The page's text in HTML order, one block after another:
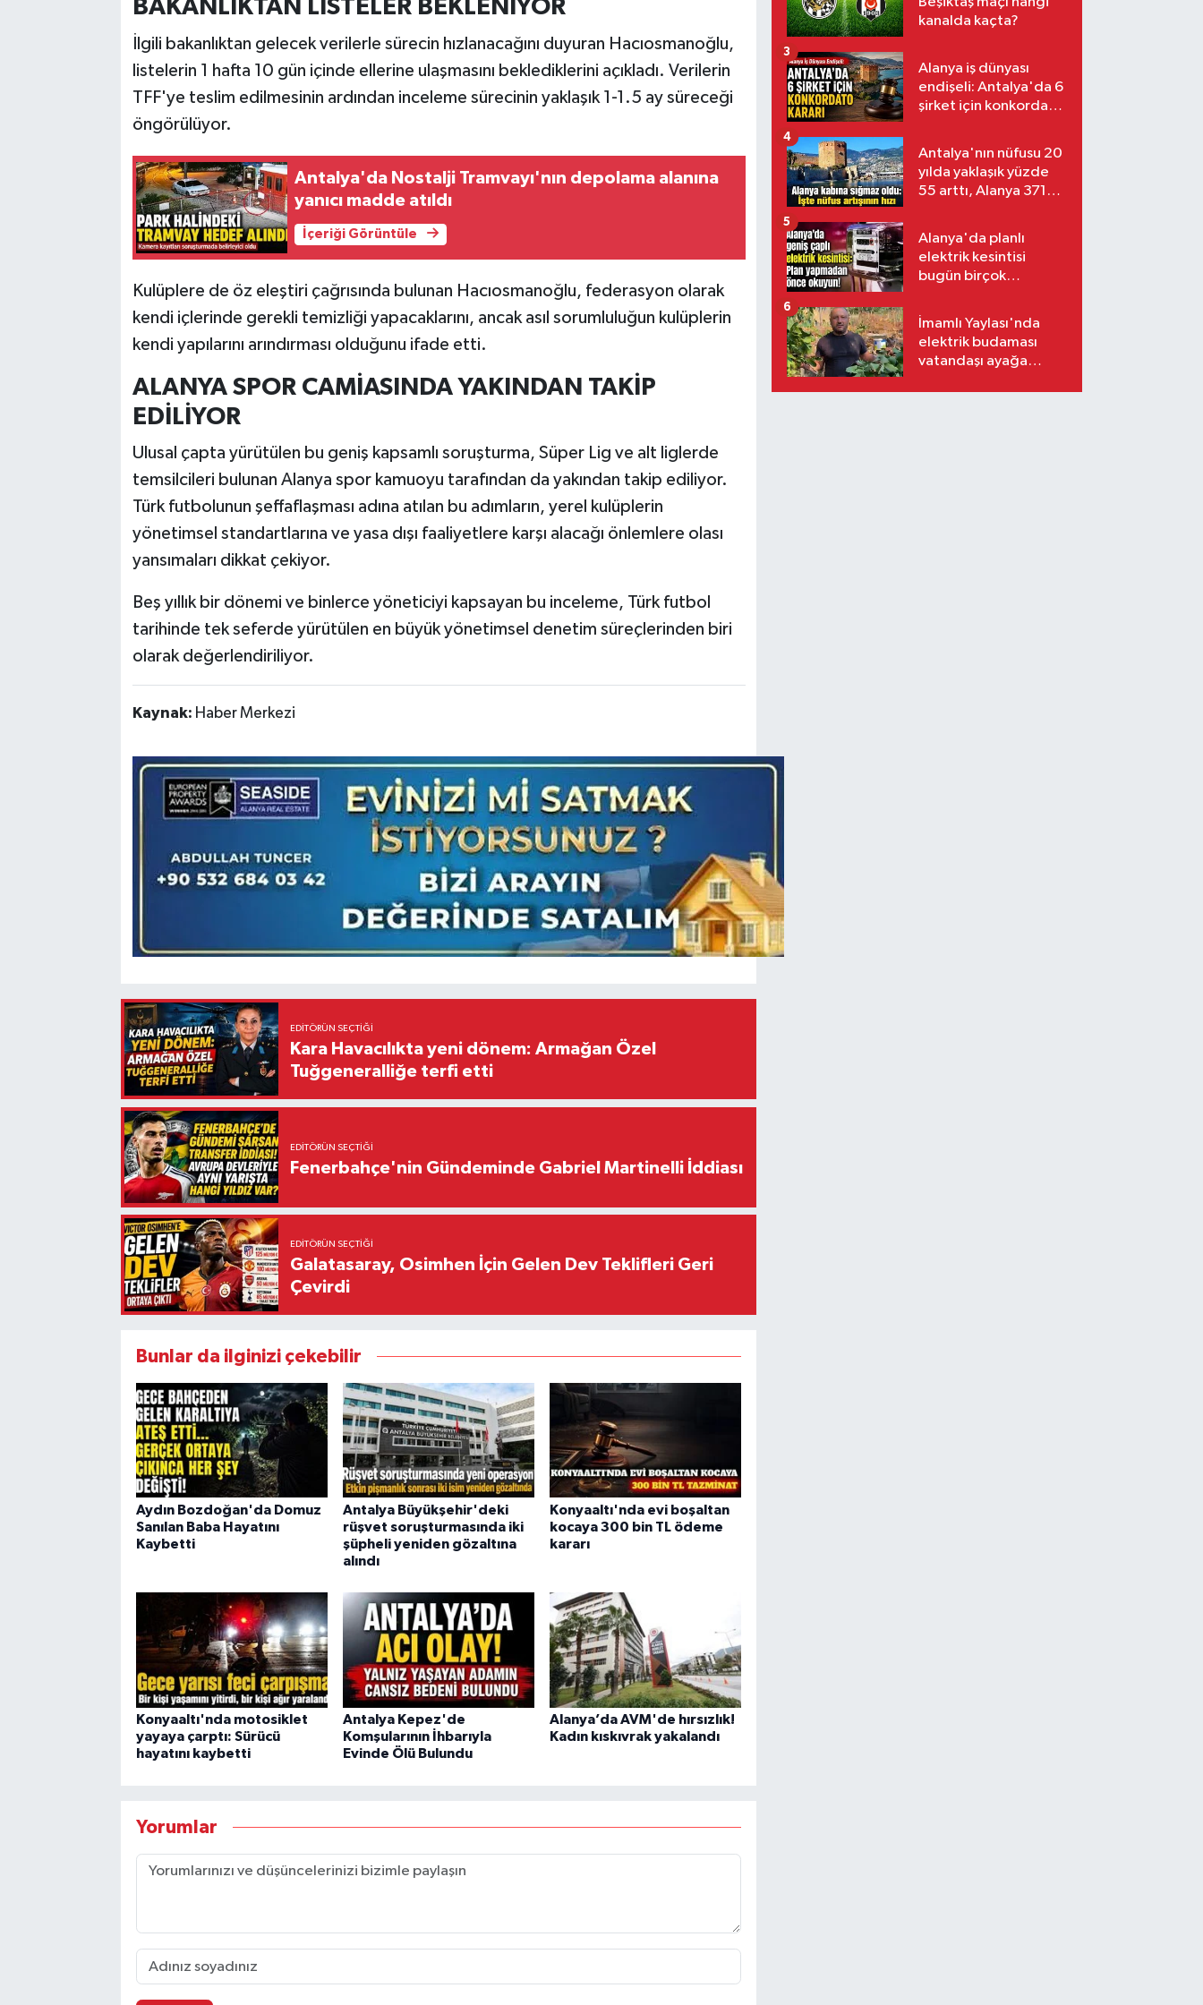
BAKANLIKTAN LİSTELER BEKLENİYOR
İlgili bakanlıktan gelecek verilerle sürecin hızlanacağını duyuran Hacıosmanoğlu,
listelerin 1 hafta 10 gün içinde ellerine ulaşmasını beklediklerini açıkladı. Verilerin
TFF'ye teslim edilmesinin ardından inceleme sürecinin yaklaşık 1-1.5 ay süreceği
öngörülüyor.
Antalya'da Nostalji Tramvayı'nın depolama alanına
yanıcı madde atıldı
İçeriği Görüntüle
Kulüplere de öz eleştiri çağrısında bulunan Hacıosmanoğlu, federasyon olarak
kendi içlerinde gerekli temizliği yapacaklarını, ancak asıl sorumluluğun kulüplerin
kendi yapılarını arındırması olduğunu ifade etti.
ALANYA SPOR CAMİASINDA YAKINDAN TAKİP
EDİLİYOR
Ulusal çapta yürütülen bu geniş kapsamlı soruşturma, Süper Lig ve alt liglerde
temsilcileri bulunan Alanya spor kamuoyu tarafından da yakından takip ediliyor.
Türk futbolunun şeffaflaşması adına atılan bu adımların, yerel kulüplerin
yönetimsel standartlarına ve yasa dışı faaliyetlere karşı alacağı önlemlere olası
yansımaları dikkat çekiyor.
Beş yıllık bir dönemi ve binlerce yöneticiyi kapsayan bu inceleme, Türk futbol
tarihinde tek seferde yürütülen en büyük yönetimsel denetim süreçlerinden biri
olarak değerlendiriliyor.
Kaynak: Haber Merkezi
EDITÖRÜN SEÇTIĞI
Kara Havacılıkta yeni dönem: Armağan Özel
Tuğgeneralliğe terfi etti
EDITÖRÜN SEÇTIĞI
Fenerbahçe'nin Gündeminde Gabriel Martinelli İddiası
EDITÖRÜN SEÇTIĞI
Galatasaray, Osimhen İçin Gelen Dev Teklifleri Geri
Çevirdi
Bunlar da ilginizi çekebilir
Aydın Bozdoğan'da Domuz
Sanılan Baba Hayatını
Kaybetti
Antalya Büyükşehir'deki
rüşvet soruşturmasında iki
şüpheli yeniden gözaltına
alındı
Konyaaltı'nda evi boşaltan
kocaya 300 bin TL ödeme
kararı
Konyaaltı'nda motosiklet
yayaya çarptı: Sürücü
hayatını kaybetti
Antalya Kepez'de
Komşularının İhbarıyla
Evinde Ölü Bulundu
Alanya’da AVM'de hırsızlık!
Kadın kıskıvrak yakalandı
Yorumlar
kanalda kaçta?
Alanya iş dünyası
endişeli: Antalya'da 6
şirket için konkordato
3
Antalya'nın nüfusu 20
yılda yaklaşık yüzde
55 arttı, Alanya 371
4
Alanya'da planlı
elektrik kesintisi
bugün birçok
5
İmamlı Yaylası'nda
elektrik budaması
vatandaşı ayağa
6